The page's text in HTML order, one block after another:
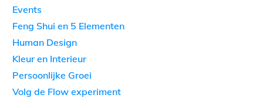
Events
Feng Shui en 5 Elementen
Human Design
Kleur en Interieur
Persoonlijke Groei
Volg de Flow experiment